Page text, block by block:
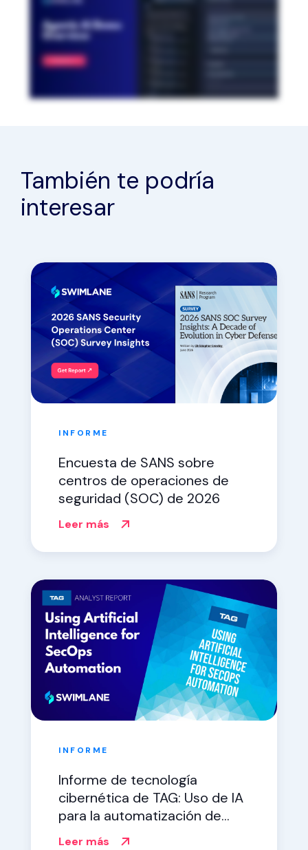
Solicitar una demostración
También te podría
interesar
INFORME
Encuesta de SANS sobre
centros de operaciones de
seguridad (SOC) de 2026
Leer más
INFORME
Informe de tecnología
cibernética de TAG: Uso de IA
para la automatización de
SecOps
Leer más